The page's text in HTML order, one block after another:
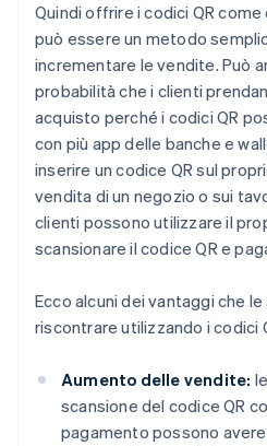
Quindi offrire i codici QR
può essere un metodo
incrementare le vendite. Può
probabilità che i clienti
acquisto perché i codici QR
con più app delle banche e
inserire un codice QR sul
vendita di un negozio o sui
clienti possono utilizzare il
scansionare il codice QR e
Ecco alcuni dei vantaggi che
riscontrare utilizzando i codici
Aumento delle vendite:
scansione del codice QR
pagamento possono